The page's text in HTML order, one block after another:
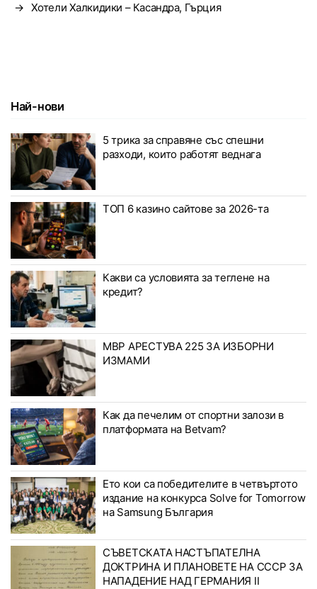
→ Хотели Халкидики – Касандра, Гърция
Най-нови
5 трика за справяне със спешни
разходи, които работят веднага
ТОП 6 казино сайтове за 2026-та
Какви са условията за теглене на
кредит?
МВР АРЕСТУВА 225 ЗА ИЗБОРНИ
ИЗМАМИ
Как да печелим от спортни залози в
платформата на Betvam?
Ето кои са победителите в четвъртото
издание на конкурса Solve for Tomorrow
на Samsung България
СЪВЕТСКАТА НАСТЪПАТЕЛНА
ДОКТРИНА И ПЛАНОВЕТЕ НА СССР ЗА
НАПАДЕНИЕ НАД ГЕРМАНИЯ II